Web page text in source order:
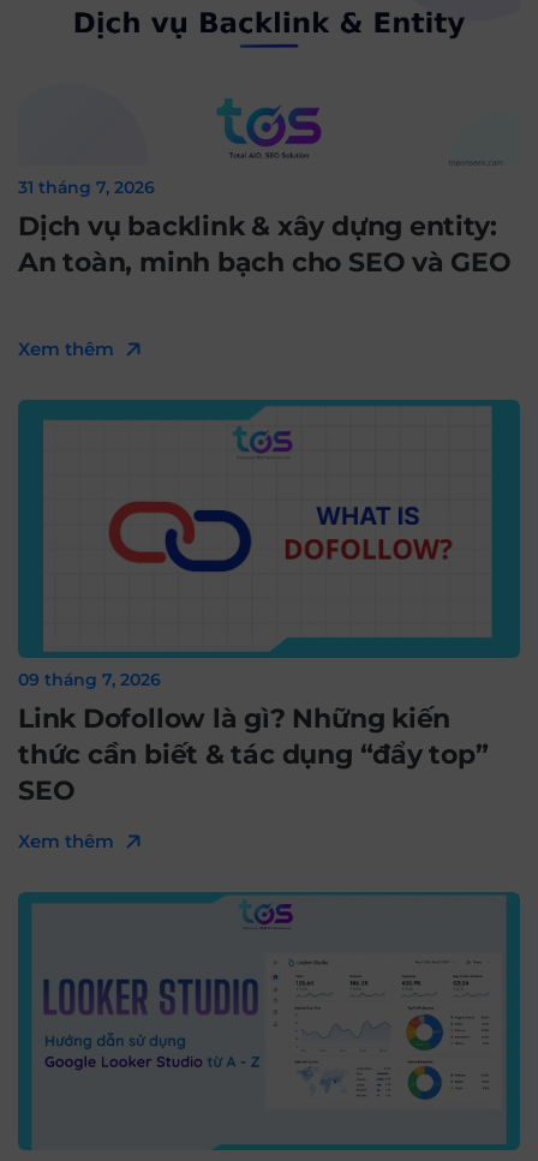
31 tháng 7, 2026
Dịch vụ backlink & xây dựng entity:
An toàn, minh bạch cho SEO và GEO
Xem thêm
09 tháng 7, 2026
Link Dofollow là gì? Những kiến
thức cần biết & tác dụng “đẩy top”
SEO
Xem thêm